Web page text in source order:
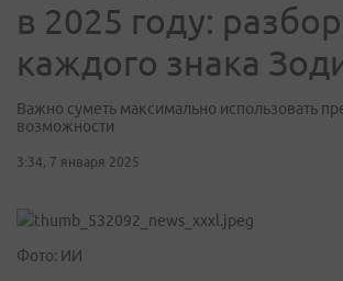
в 2025 году:
каждого знака
Важно суметь максимально использовать
возможности
3:34, 7 января 2025
Фото: ИИ